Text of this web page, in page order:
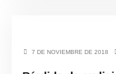
7 DE NOVIEMBRE DE 2018